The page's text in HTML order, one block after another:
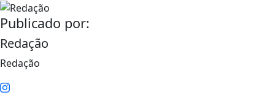
Publicado por:
Redação
Redação